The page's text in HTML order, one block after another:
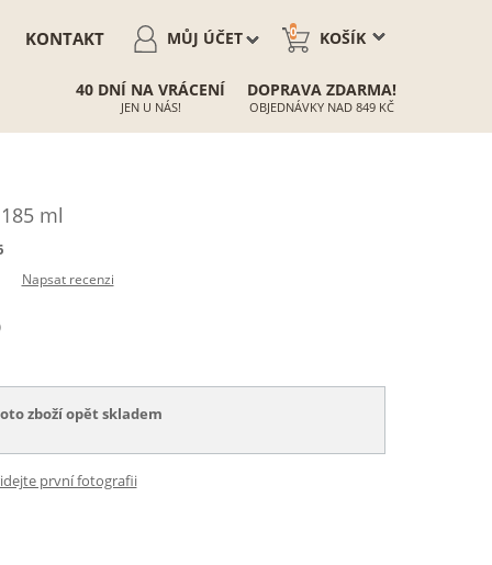
KOŠÍK
0
MŮJ ÚČET
KONTAKT
40 DNÍ NA VRÁCENÍ
JEN U NÁS!
DOPRAVA ZDARMA!
OBJEDNÁVKY NAD 849 KČ
ml
Napsat recenzi
zboží opět skladem
první fotografii